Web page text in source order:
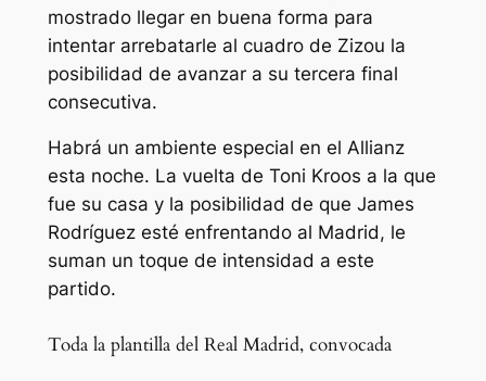
mostrado llegar en buena forma para
intentar arrebatarle al cuadro de Zizou la
posibilidad de avanzar a su tercera final
consecutiva.
Habrá un ambiente especial en el Allianz
esta noche. La vuelta de Toni Kroos a la que
fue su casa y la posibilidad de que James
Rodríguez esté enfrentando al Madrid, le
suman un toque de intensidad a este
partido.
Toda la plantilla del Real Madrid, convocada